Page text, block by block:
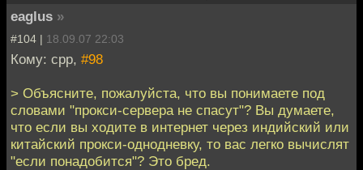
eaglus »
#104 | 18.09.07 22:03
Кому: cpp, #98
> Объясните, пожалуйста, что вы понимаете под
словами "прокси-сервера не спасут"? Вы думаете,
что если вы ходите в интернет через индийский или
китайский прокси-однодневку, то вас легко вычислят
"если понадобится"? Это бред.